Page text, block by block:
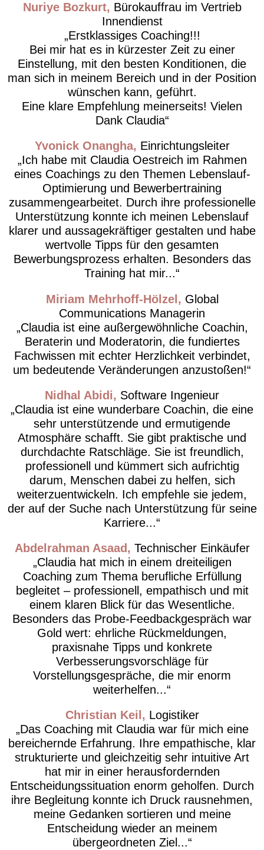
Nuriye Bozkurt
Bürokauffrau im Vertrieb
Innendienst
Erstklassiges Coaching!!!
Bei mir hat es in kürzester Zeit zu einer
Einstellung, mit den besten Konditionen, die
man sich in meinem Bereich und in der Position
wünschen kann, geführt.
Eine klare Empfehlung meinerseits! Vielen
Dank Claudia
Yvonick Onangha
Einrichtungsleiter
Ich habe mit Claudia Oestreich im Rahmen
eines Coachings zu den Themen Lebenslauf-
Optimierung und Bewerbertraining
zusammengearbeitet. Durch ihre professionelle
Unterstützung konnte ich meinen Lebenslauf
klarer und aussagekräftiger gestalten und habe
wertvolle Tipps für den gesamten
Bewerbungsprozess erhalten. Besonders das
Training hat mir...
Miriam Mehrhoff-Hölzel
Global
Communications Managerin
Claudia ist eine außergewöhnliche Coachin,
Beraterin und Moderatorin, die fundiertes
Fachwissen mit echter Herzlichkeit verbindet,
um bedeutende Veränderungen anzustoßen!
Nidhal Abidi
Software Ingenieur
Claudia ist eine wunderbare Coachin, die eine
sehr unterstützende und ermutigende
Atmosphäre schafft. Sie gibt praktische und
durchdachte Ratschläge. Sie ist freundlich,
professionell und kümmert sich aufrichtig
darum, Menschen dabei zu helfen, sich
weiterzuentwickeln. Ich empfehle sie jedem,
der auf der Suche nach Unterstützung für seine
Karriere...
Abdelrahman Asaad
Technischer Einkäufer
Claudia hat mich in einem dreiteiligen
Coaching zum Thema berufliche Erfüllung
begleitet – professionell, empathisch und mit
einem klaren Blick für das Wesentliche.
Besonders das Probe-Feedbackgespräch war
Gold wert: ehrliche Rückmeldungen,
praxisnahe Tipps und konkrete
Verbesserungsvorschläge für
Vorstellungsgespräche, die mir enorm
weiterhelfen...
Christian Keil
Logistiker
Das Coaching mit Claudia war für mich eine
bereichernde Erfahrung. Ihre empathische, klar
strukturierte und gleichzeitig sehr intuitive Art
hat mir in einer herausfordernden
Entscheidungssituation enorm geholfen. Durch
ihre Begleitung konnte ich Druck rausnehmen,
meine Gedanken sortieren und meine
Entscheidung wieder an meinem
übergeordneten Ziel...